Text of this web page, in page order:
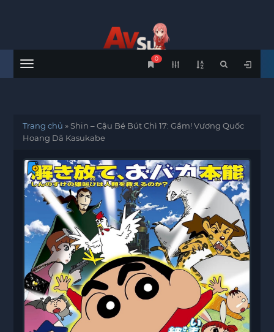
Menu
0
Trang chủ »Shin – Cậu Bé Bút Chì 17: Gầm! Vương Quốc
Hoang Dã Kasukabe